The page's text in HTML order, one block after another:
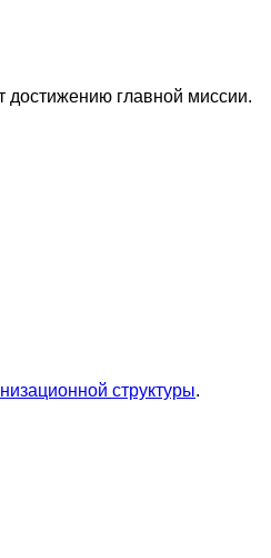
достижению главной миссии.
структуры.